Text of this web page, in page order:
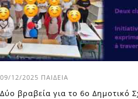
09/12/2025 ΠΑΙΔΕΊΑ
Δύο βραβεία για το 6o Δημοτικό